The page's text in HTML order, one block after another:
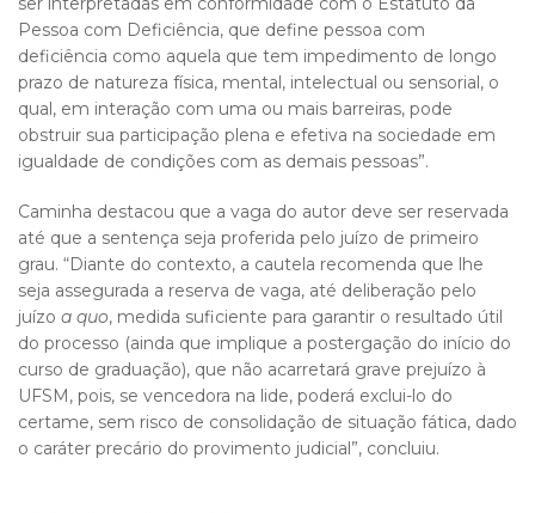
Pessoa com Deficiência, que define pessoa com
deficiência como aquela que tem impedimento de longo
prazo de natureza física, mental, intelectual ou sensorial, o
qual, em interação com uma ou mais barreiras, pode
obstruir sua participação plena e efetiva na sociedade em
igualdade de condições com as demais pessoas”.
Caminha destacou que a vaga do autor deve ser reservada
até que a sentença seja proferida pelo juízo de primeiro
grau. “Diante do contexto, a cautela recomenda que lhe
seja assegurada a reserva de vaga, até deliberação pelo
juízo a quo, medida suficiente para garantir o resultado útil
do processo (ainda que implique a postergação do início do
curso de graduação), que não acarretará grave prejuízo à
UFSM, pois, se vencedora na lide, poderá exclui-lo do
certame, sem risco de consolidação de situação fática, dado
o caráter precário do provimento judicial”, concluiu.